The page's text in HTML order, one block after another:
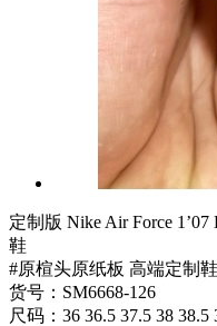
定制版 Nike Air Force
鞋
#原楦头原纸板 高端定制
货号：SM6668-126
尺码：36 36.5 37.5 38 38.5